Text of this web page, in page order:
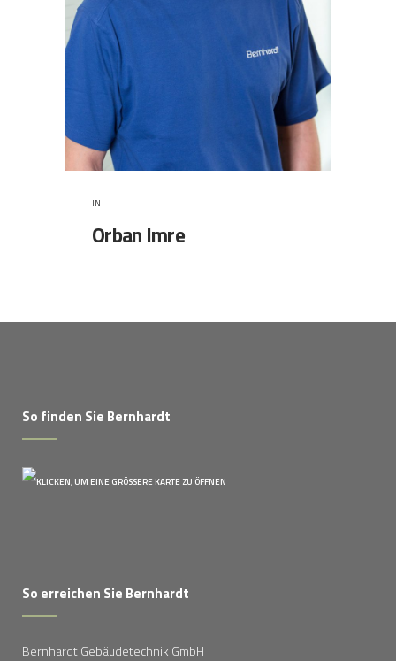
IN
Orban Imre
So finden Sie Bernhardt
So erreichen Sie Bernhardt
Bernhardt Gebäudetechnik GmbH